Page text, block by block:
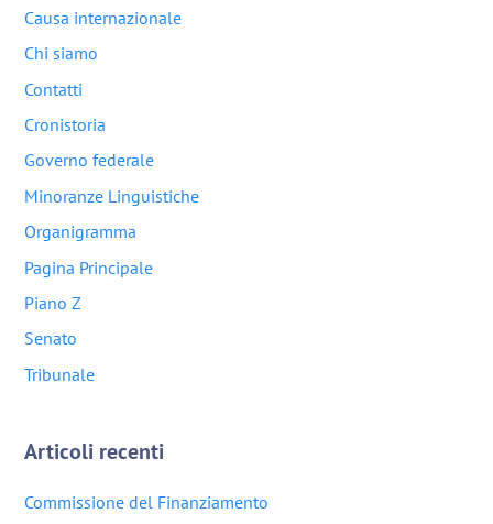
Causa internazionale
Chi siamo
Contatti
Cronistoria
Governo federale
Minoranze Linguistiche
Organigramma
Pagina Principale
Piano Z
Senato
Tribunale
Articoli recenti
Commissione del Finanziamento